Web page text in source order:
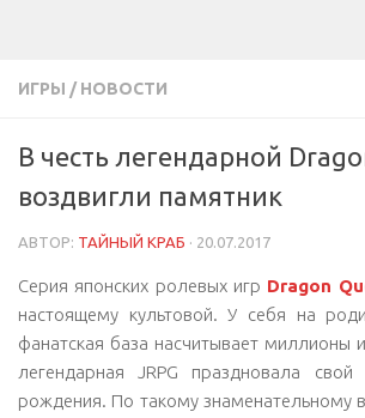
ИГРЫ / НОВОСТИ
В честь легендарной
воздвигли памятник
АВТОР: ТАЙНЫЙ КРАБ · 20.07.2017
Серия японских ролевых игр Dragon
настоящему культовой. У себя на
фанатская база насчитывает миллионы
легендарная JRPG праздновала
рождения. По такому знаменательному